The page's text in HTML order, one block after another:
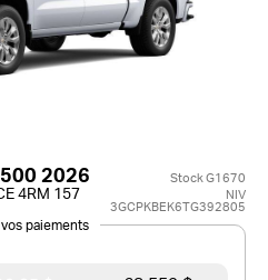
2026 Stock G1670
4RM 157
NIV
3GCPKBEK6TG392805
vos paiements